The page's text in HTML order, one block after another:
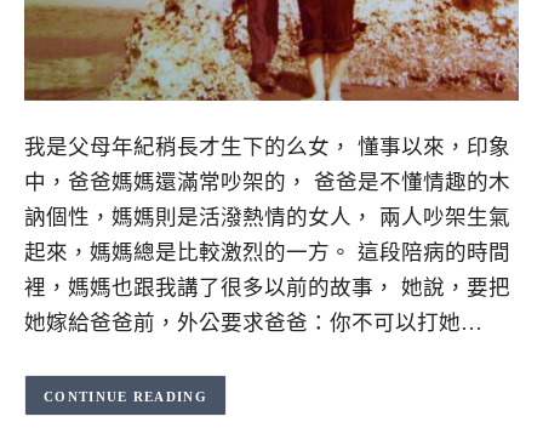
我是父母年紀稍長才生下的么女， 懂事以來，印象
中，爸爸媽媽還滿常吵架的， 爸爸是不懂情趣的木
訥個性，媽媽則是活潑熱情的女人， 兩人吵架生氣
起來，媽媽總是比較激烈的一方。 這段陪病的時間
裡，媽媽也跟我講了很多以前的故事， 她說，要把
她嫁給爸爸前，外公要求爸爸：你不可以打她…
CONTINUE READING